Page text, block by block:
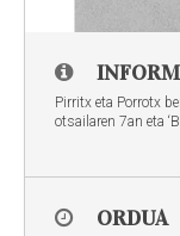
Pirritx eta Porrotx
otsailaren 7an eta
ORDUA